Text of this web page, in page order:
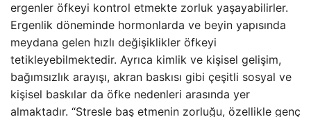
ergenler öfkeyi kontrol etmekte zorluk yaşayabilirler.
Ergenlik döneminde hormonlarda ve beyin yapısında
meydana gelen hızlı değişiklikler öfkeyi
tetikleyebilmektedir. Ayrıca kimlik ve kişisel gelişim,
bağımsızlık arayışı, akran baskısı gibi çeşitli sosyal ve
kişisel baskılar da öfke nedenleri arasında yer
almaktadır. “Stresle baş etmenin zorluğu, özellikle genç